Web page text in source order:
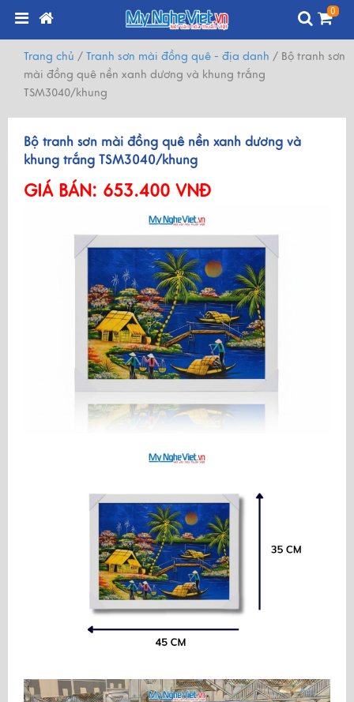
0
Trang chủ / Tranh sơn mài đồng quê - địa danh / Bộ tranh sơn
mài đồng quê nền xanh dương và khung trắng
TSM3040/khung
Bộ tranh sơn mài đồng quê nền xanh dương và
khung trắng TSM3040/khung
GIÁ BÁN: 653.400 VNĐ